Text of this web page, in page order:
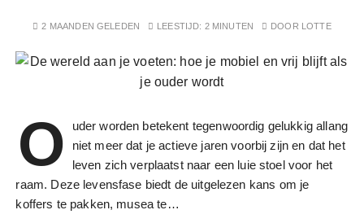
2 MAANDEN GELEDEN LEESTIJD: 2 MINUTEN DOOR LOTTE
O
uder worden betekent tegenwoordig gelukkig allang
niet meer dat je actieve jaren voorbij zijn en dat het
leven zich verplaatst naar een luie stoel voor het
raam. Deze levensfase biedt de uitgelezen kans om je
koffers te pakken, musea te…